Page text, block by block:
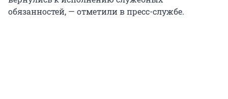
обязанностей, — отметили в пресс-службе.